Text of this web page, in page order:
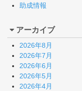
助成情報
アーカイブ
2026年8月
2026年7月
2026年6月
2026年5月
2026年4月